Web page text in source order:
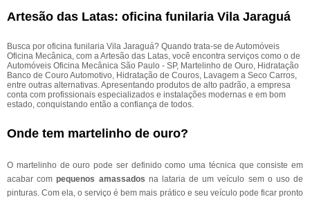
Artesão das Latas: oficina funilaria Vila Jaraguá
Busca por oficina funilaria Vila Jaraguá? Quando trata-se de Automóveis
Oficina Mecânica, com a Artesão das Latas, você encontra serviços como o de
Automóveis Oficina Mecânica São Paulo - SP, Martelinho de Ouro, Hidratação
Banco de Couro Automotivo, Hidratação de Couros, Lavagem a Seco Carros,
entre outras alternativas. Apresentando produtos de alto padrão, a empresa
conta com profissionais especializados e instalações modernas e em bom
estado, conquistando então a confiança de todos.
Onde tem martelinho de ouro?
O martelinho de ouro pode ser definido como uma técnica que consiste em
acabar compequenos amassados na lataria de um veículo sem o uso de
pinturas. Com ela, o serviço é bem mais prático e seu veículo pode ficar pronto